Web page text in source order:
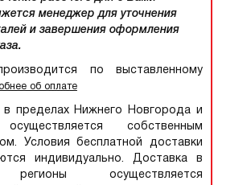
менеджер для уточнения
и завершения оформления
по выставленному
об оплате
пределах Нижнего Новгорода и
собственным
Условия бесплатной доставки
индивидуально. Доставка в
осуществляется